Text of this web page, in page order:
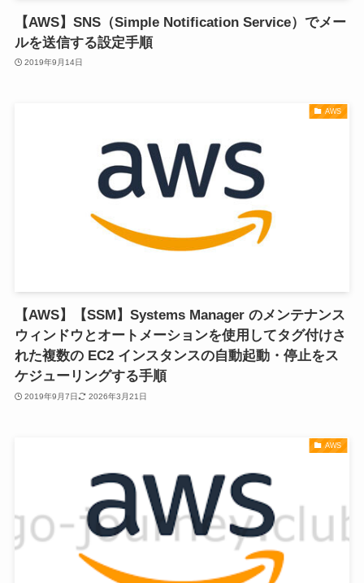
【AWS】SNS（Simple Notification Service）でメー
ルを送信する設定手順
2019年9月14日
AWS
【AWS】【SSM】Systems Manager のメンテナンス
ウィンドウとオートメーションを使用してタグ付けさ
れた複数の EC2 インスタンスの自動起動・停止をス
ケジューリングする手順
2019年9月7日 2026年3月21日
AWS